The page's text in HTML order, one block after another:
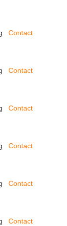
Contact
Contact
Contact
Contact
Contact
Contact